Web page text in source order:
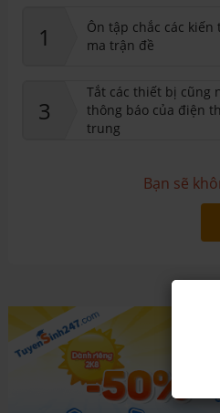
1
Ôn tập chắc các kiến
ma trận đề
3
Tắt các thiết bị cũng
thông báo của điện
trung
Bạn sẽ